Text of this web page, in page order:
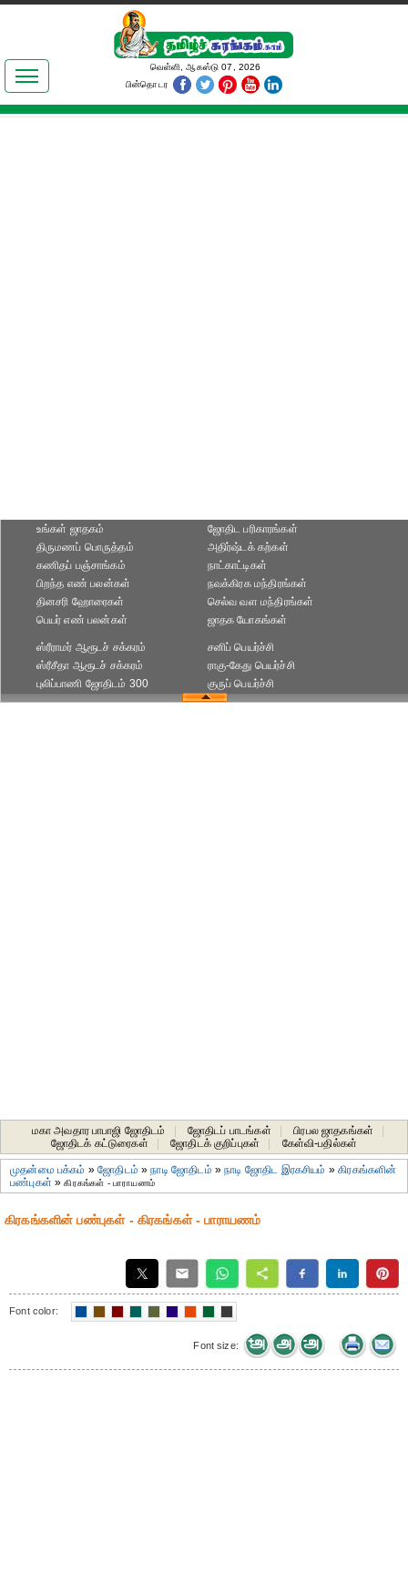
இலக்கியங்கள்
தமிழ் உலகம்
வெள்ளி, ஆகஸ்டு 07, 2026
பின்தொடர
உங்கள் ஜாதகம்
திருமணப் பொருத்தம்
கணிதப் பஞ்சாங்கம்
ஜோதிட ப‌ரிகார‌ங்க‌ள்
அதிர்ஷ்டக் கற்கள்
நாட்காட்டிகள்
பிறந்த எண் பலன்கள்
தினசரி ஹோரைகள்
பெயர் எண் பலன்கள்
நவக்கிரக மந்திரங்கள்
செல்வ வள மந்திரங்கள்
ஜாதக யோகங்கள்
ஸ்ரீராமர் ஆரூடச் சக்கரம்
ஸ்ரீசீதா ஆரூடச் சக்கரம்
புலிப்பாணி ஜோதிடம் 300
சனிப் பெயர்ச்சி
ராகு-கேது பெயர்ச்சி
குருப் பெயர்ச்சி
மகா அவதார பாபாஜி ஜோதிடம் ஜோதிடப் பாடங்கள் பிரபல ஜாதகங்கள்
ஜோதிடக் கட்டுரைகள்
ஜோதிடக் குறிப்புகள் கேள்வி-பதில்கள்
முதன்மை பக்கம் »ஜோதிடம் »நாடி ஜோதிடம் »நாடி ஜோதிட இரகசியம் »கிரகங்களின்
பண்புகள் »கிரகங்கள் - பாராயணம்
கிரகங்களின் பண்புகள் - கிரகங்கள் - பாராயணம்
Font color:
Font size: